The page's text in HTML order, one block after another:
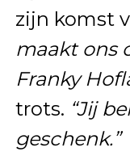
zijn komst
maakt ons
Franky
trots. “Jij
geschenk.”